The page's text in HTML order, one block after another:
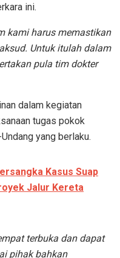
ini.
kami harus memastikan
Untuk itulah dalam
pula tim dokter
dalam kegiatan
tugas pokok
yang berlaku.
Kasus Suap
Jalur Kereta
terbuka dan dapat
pihak bahkan